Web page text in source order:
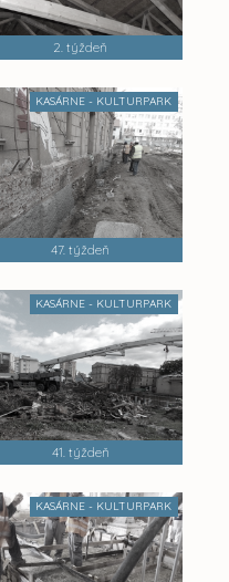
2. týždeň
KASÁRNE - KULTURPARK
47. týždeň
KASÁRNE - KULTURPARK
41. týždeň
KASÁRNE - KULTURPARK